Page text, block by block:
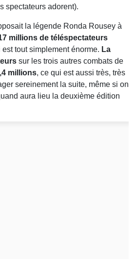
spectateurs adorent).
la légende Ronda Rousey à
millions de téléspectateurs
est tout simplement énorme. La
sur les trois autres combats de
millions, ce qui est aussi très, très
sereinement la suite, même si on
aura lieu la deuxième édition